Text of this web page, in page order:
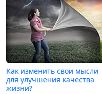
Как изменить свои мысли
для улучшения качества
жизни?